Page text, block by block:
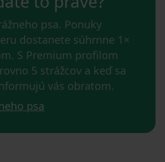
psa. Ponuky
dostanete súhrnne 1×
S Premium profilom
5 strážcov a keď sa
vás obratom.
psa